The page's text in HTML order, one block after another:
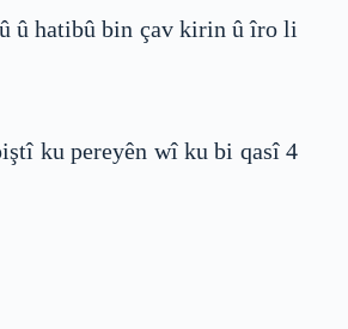
û hatibû bin çav kirin û îro li
ku pereyên wî ku bi qasî 4